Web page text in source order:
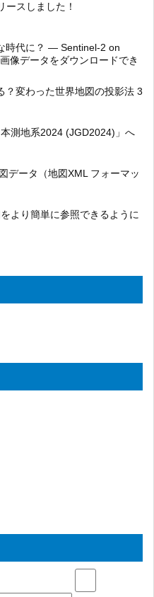
ースしました！
時代に？ ― Sentinel-2 on
像データをダウンロードでき
？変わった世界地図の投影法 3
測地系2024 (JGD2024)」へ
データ（地図XML フォーマッ
より簡単に参照できるように